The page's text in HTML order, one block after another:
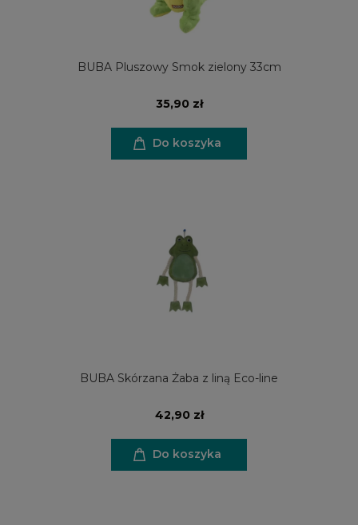
BUBA Pluszowy Smok zielony 33cm
35,90 zł
Do koszyka
BUBA Skórzana Żaba z liną Eco-line
42,90 zł
Do koszyka